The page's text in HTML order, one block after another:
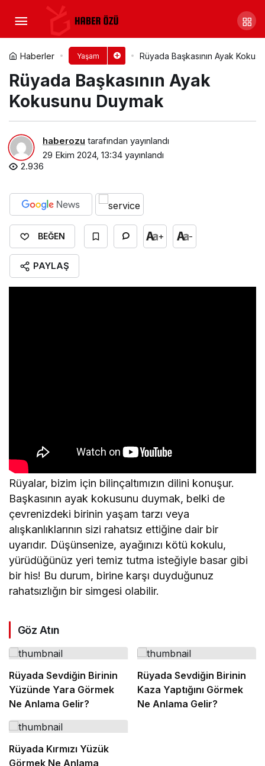
Haberler Yaşam Rüyada Başkasının Ayak
Rüyada Başkasının Ayak
Kokusunu Duymak​
haberozu tarafından yayınlandı
29 Ekim 2024, 13:34 yayınlandı
2.936
BEĞEN + -
PAYLAŞ
Rüyalar, bizim için bilinçaltımızın dilini konuşur.
Başkasının ayak kokusunu duymak, belki de
çevrenizdeki birinin yaşam tarzı veya
alışkanlıklarının sizi rahatsız ettiğine dair bir
uyarıdır. Düşünsenize, ayağınızı kötü kokulu,
yürüdüğünüz yeri temiz tutma isteğiyle basar gibi
bir his! Bu durum, birine karşı duyduğunuz
rahatsızlığın bir simgesi olabilir.
Göz Atın
Rüyada Sevdiğin Birinin
Yüzünde Yara Görmek
Ne Anlama Gelir?
Rüyada Sevdiğin Birinin
Kaza Yaptığını Görmek
Ne Anlama Gelir?
Rüyada Kırmızı Yüzük
Görmek Ne Anlama
Rüyada Başkasının Avret
Yerini Temiz Görmek​
Yorum Yap